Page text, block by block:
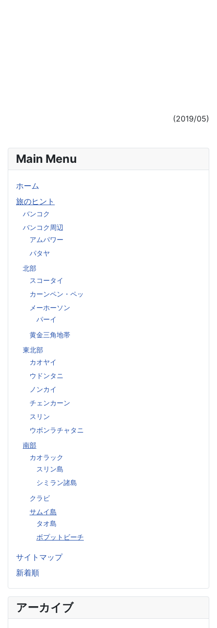
Main Menu
ホーム
旅のヒント
バンコク
バンコク周辺
アムパワー
パタヤ
北部
スコータイ
カーンペン・ペッ
メーホーソン
パーイ
黄金三角地帯
東北部
カオヤイ
ウドンタニ
ノンカイ
チェンカーン
スリン
ウボンラチャタニ
南部
カオラック
スリン島
シミラン諸島
クラビ
サムイ島
タオ島
ボプットビーチ
サイトマップ
新着順
アーカイブ
(2019/05)